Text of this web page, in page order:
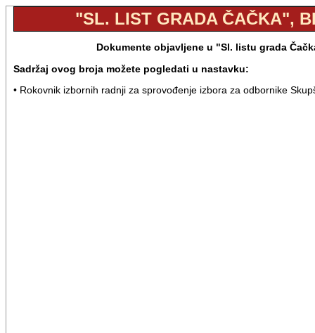
"SL. LIST GRADA ČAČKA",
Dokumente objavljene u "Sl. listu grada
Sadržaj ovog broja možete pogledati u nastavku:
• Rokovnik izbornih radnji za sprovođenje izbora za odbornike